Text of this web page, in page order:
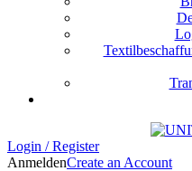
Login / Register
AnmeldenCreate an Account